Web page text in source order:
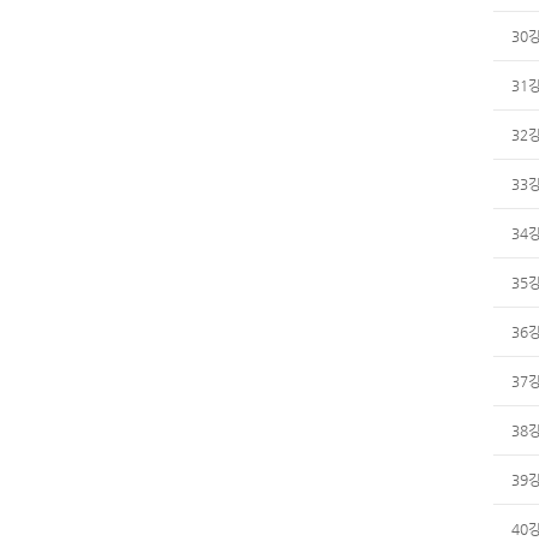
30
31
32
33
34
35
36
37
38
39
40